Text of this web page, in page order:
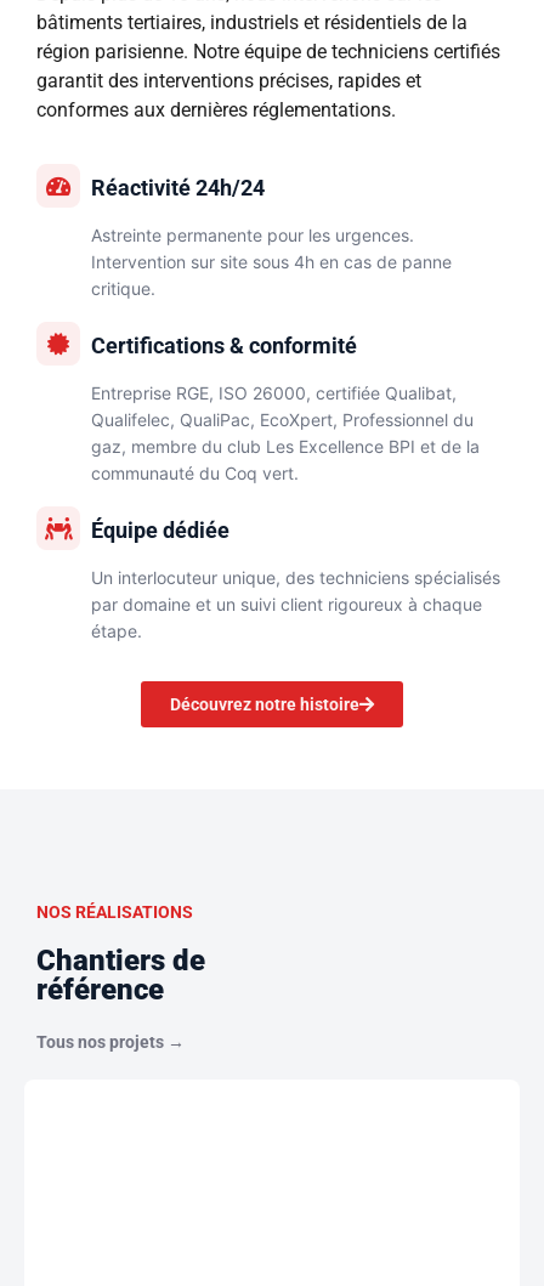
bâtiments tertiaires, industriels et résidentiels de la
région parisienne. Notre équipe de techniciens certifiés
garantit des interventions précises, rapides et
conformes aux dernières réglementations.
Réactivité 24h/24
Astreinte permanente pour les urgences.
Intervention sur site sous 4h en cas de panne
critique.
Certifications & conformité
Entreprise RGE, ISO 26000, certifiée Qualibat,
Qualifelec, QualiPac, EcoXpert, Professionnel du
gaz, membre du club Les Excellence BPI et de la
communauté du Coq vert.
Équipe dédiée
Un interlocuteur unique, des techniciens spécialisés
par domaine et un suivi client rigoureux à chaque
étape.
Découvrez notre histoire
NOS RÉALISATIONS
Chantiers de
référence
Tous nos projets →